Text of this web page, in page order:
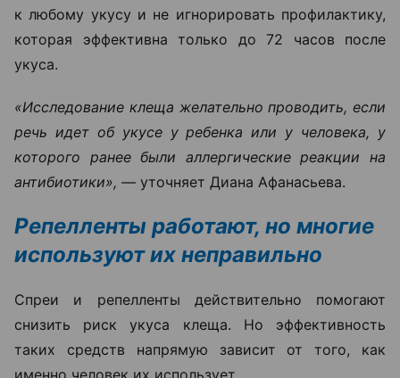
к любому укусу и не игнорировать профилактику,
которая эффективна только до 72 часов после
укуса.
«Исследование клеща желательно проводить, если
речь идет об укусе у ребенка или у человека, у
которого ранее были аллергические реакции на
антибиотики», — уточняет Диана Афанасьева.
Репелленты работают, но многие
используют их неправильно
Спреи и репелленты действительно помогают
снизить риск укуса клеща. Но эффективность
таких средств напрямую зависит от того, как